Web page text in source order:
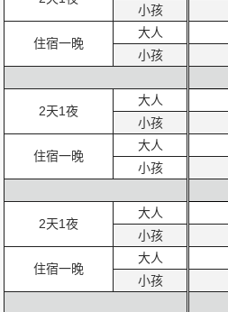
小孩
住宿一晚
大人
小孩
2天1夜
大人
小孩
住宿一晚
大人
小孩
2天1夜
大人
小孩
住宿一晚
大人
小孩